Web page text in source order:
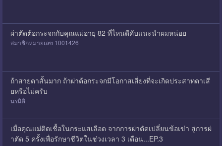
ผ่าตัดต้อกระจกกับคุณแม่อายุ 82 ที่ไหนดีคับแนะนำผมหน่อย
สมาชิกหมายเลข 1001426
ถ้าสายตาสั้นมาก ถ้าผ่าต้อกระจกมีโอกาสเสี่ยงที่จะเกิดประสาทตาเสี
ยหรือไม่ครับ
นรนิติ
เมื่อคุณแม่ติดเชื้อในกระแสเลือด จากการผ่าตัดเปลี่ยนข้อเข่า สู่การผ่
าตัด 5 ครั้งเพื่อรักษาชีวิตในช่วงเวลา 3 เดือน...EP.3